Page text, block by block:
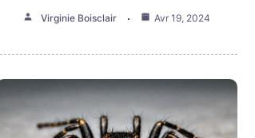
Virginie Boisclair Avr 19, 2024